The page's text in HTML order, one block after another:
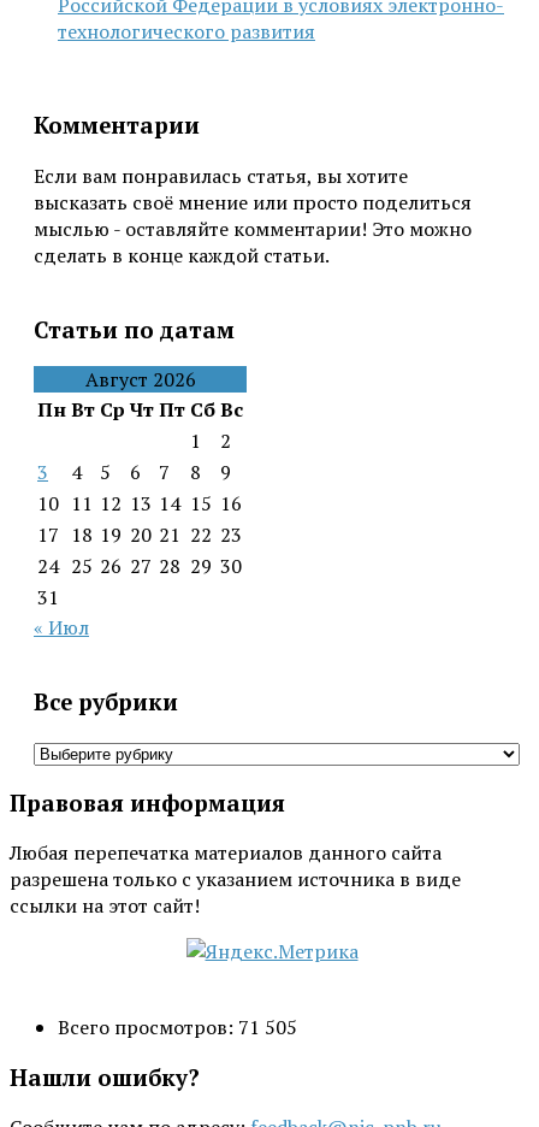
Российской Федерации в условиях электронно-
технологического развития
Комментарии
Если вам понравилась статья, вы хотите
высказать своё мнение или просто поделиться
мыслью - оставляйте комментарии! Это можно
сделать в конце каждой статьи.
Статьи по датам
Август 2026
ПнВт Ср ЧтПт СбВс
1
2
3
4 5 6 7 8
9
10 11 12 13 14 15 16
17 18 19 20 21 22 23
24 25 26 27 28 29 30
31
« Июл
Все рубрики
Все
Правовая информация
Любая перепечатка материалов данного сайта
разрешена только с указанием источника в виде
ссылки на этот сайт!
Всего просмотров: 71 505
Нашли ошибку?